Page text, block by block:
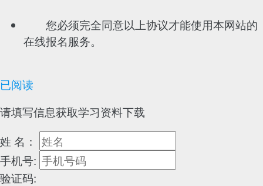
您必须完全同意以上协议才能使用本网站的
在线报名服务。
已阅读
请填写信息获取学习资料下载
姓 名：
手机号:
验证码: